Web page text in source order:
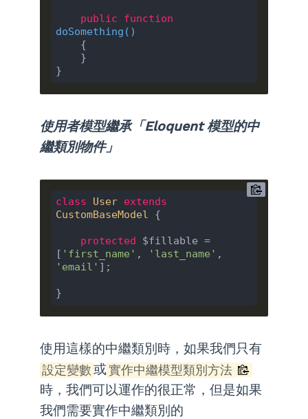
public
function
doSomething ( )
{
使用者模型繼承「Eloquent 模型的中
繼類別物件」
class User extends
CustomBaseModel
{
protected $fillable =
[ 'first_name' , 'last_name'
'email' ];
使用這樣的中繼類別時，如果我們只有
設定變數 或實作中繼模型類別方法
時，我們可以運作的很正常，但是如果
我們需要實作中繼類別的